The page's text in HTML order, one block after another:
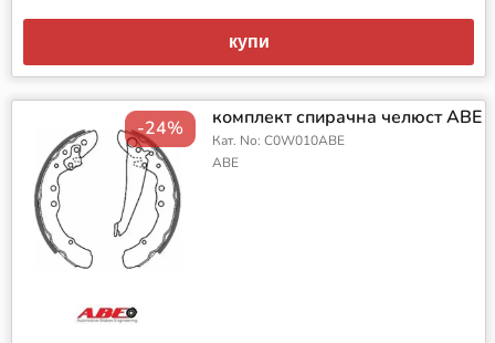
купи
-24% комплект спирачна челюст ABE
Кат. No: C0W010ABE
ABE